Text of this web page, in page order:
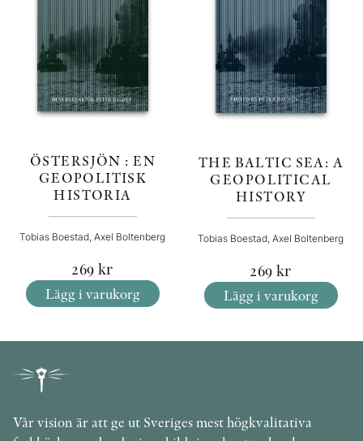
ÖSTERSJÖN : EN
GEOPOLITISK
HISTORIA
Tobias Boestad, Axel Boltenberg
269 kr
Lägg i varukorg
THE BALTIC SEA: A
GEOPOLITICAL
HISTORY
Tobias Boestad, Axel Boltenberg
269 kr
Lägg i varukorg
Vår vision är att ge ut Sveriges mest högkvalitativa